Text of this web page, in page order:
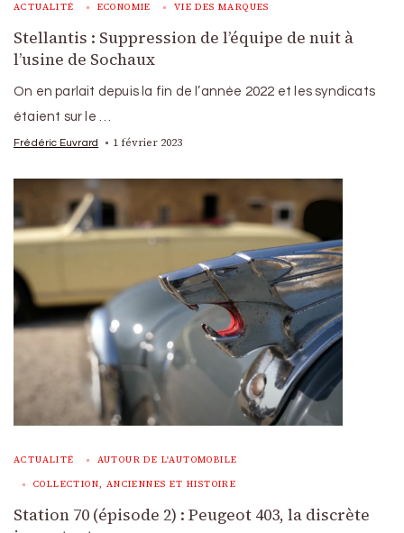
ACTUALITÉ ECONOMIE VIE DES MARQUES
Stellantis : Suppression de l’équipe de nuit à
l’usine de Sochaux
On en parlait depuis la fin de l’année 2022 et les syndicats
étaient sur le …
Frédéric Euvrard 1 février 2023
ACTUALITÉ AUTOUR DE L'AUTOMOBILE
COLLECTION, ANCIENNES ET HISTOIRE
Station 70 (épisode 2) : Peugeot 403, la discrète